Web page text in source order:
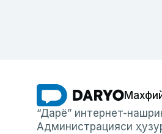
“Дарё” интернет-
Администрацияси